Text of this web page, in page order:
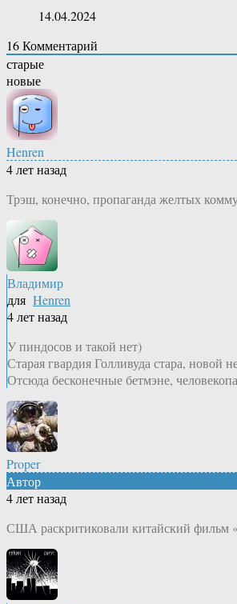
14.04.2024
16Комментарий
старые
новые
Henren
4 лет назад
Трэш, конечно, пропаганда желтых
Владимир
для Henren
4 лет назад
У пиндосов и такой нет)
Старая гвардия Голливуда стара, новой
Отсюда бесконечные бетмэне,
Proper
Автор
4 лет назад
США раскритиковали китайский фильм